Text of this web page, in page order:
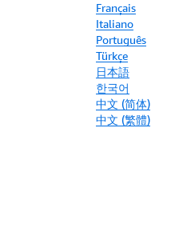
Français
Italiano
Português
Türkçe
日本語
한국어
中文 (简体)
中文 (繁體)